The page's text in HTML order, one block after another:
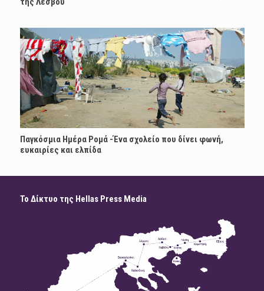
Παγκόσμια Ημέρα Ρομά -Ένα σχολείο που δίνει φωνή,
ευκαιρίες και ελπίδα
Το Δίκτυο της Hellas Press Media